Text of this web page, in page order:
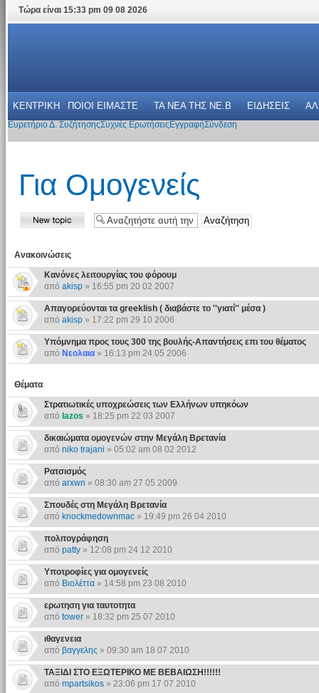
Τώρα είναι 15:33 pm 09 08 2026
ΚΕΝΤΡΙΚΗ ΠΟΙΟΙ ΕΙΜΑΣΤΕ ΤΑ ΝΕΑ THΣ NE.B ΕΙΔΗΣΕΙΣ
Ευρετήριο Δ. ΣυζήτησηςΣυχνές Ερωτήσεις ΕγγραφήΣύνδεση
Για Ομογενείς
Ανακοινώσεις
Κανόνες λειτουργίας του φόρουμ
από akisp» 16:55 pm 20 02 2007
Απαγορεύονται τα greeklish ( διαβάστε το ''γιατί'' μέσα )
από akisp» 17:22 pm 29 10 2006
Υπόμνημα προς τους 300 της βουλής-Απαντήσεις επι του θέματος
από Νεολαια» 16:13 pm 24 05 2006
Θέματα
Στρατιωτικές υποχρεώσεις των Ελλήνων υπηκόων
από lazos » 18:25 pm 22 03 2007
δικαιώματα ομογενών στην Mεγάλη Bρετανία
από niko trajani » 05:02 am 08 02 2012
Ρατσισμός
από arxwn » 08:30 am 27 05 2009
Σπουδές στη Μεγάλη Βρετανία
από knockmedownmac» 19:49 pm 26 04 2010
πολιτογράφηση
από patty» 12:08 pm 24 12 2010
Yποτροφίες για ομογενείς
από Βιολέττα» 14:58 pm 23 08 2010
ερωτηση για ταυτοτητα
από tower» 18:32 pm 25 07 2010
ιθαγενεια
από βαγγελης » 09:30 am 18 07 2010
ΤΑΞΙΔΙ ΣΤΟ ΕΞΩΤΕΡΙΚΟ ΜΕ ΒΕΒΑΙΩΣΗ!!!!!!
από mpartsikos» 23:06 pm 17 07 2010